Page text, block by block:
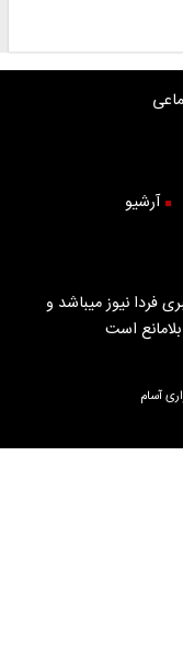
آرشیو
فردا نیوز میباشد و
است
آسام